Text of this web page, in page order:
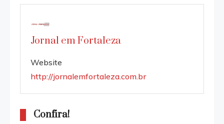
Jornal em Fortaleza
Website
http://jornalemfortaleza.com.br
Confira!